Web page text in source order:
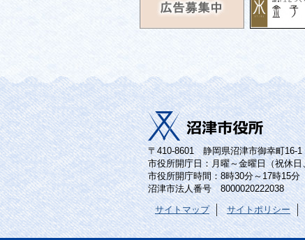
〒410-8601 静岡県沼津市御幸町16-
市役所開庁日：月曜～金曜日（祝休日
市役所開庁時間：8時30分～17時15
沼津市法人番号 8000020222038
サイトマップ サイトポリシー